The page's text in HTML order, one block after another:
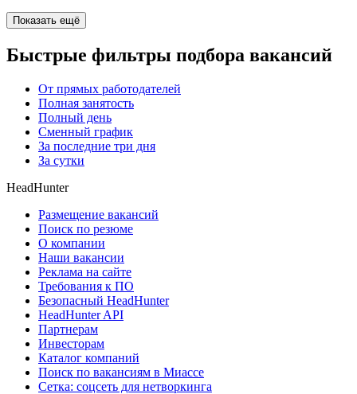
Показать ещё
Быстрые фильтры подбора вакансий
От прямых работодателей
Полная занятость
Полный день
Сменный график
За последние три дня
За сутки
HeadHunter
Размещение вакансий
Поиск по резюме
О компании
Наши вакансии
Реклама на сайте
Требования к ПО
Безопасный HeadHunter
HeadHunter API
Партнерам
Инвесторам
Каталог компаний
Поиск по вакансиям в Миассе
Сетка: соцсеть для нетворкинга